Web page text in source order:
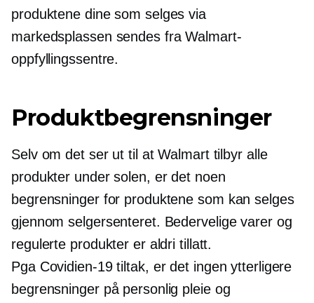
produktene dine som selges via
markedsplassen sendes fra Walmart-
oppfyllingssentre.
Produktbegrensninger
Selv om det ser ut til at Walmart tilbyr alle
produkter under solen, er det noen
begrensninger for produktene som kan selges
gjennom selgersenteret. Bedervelige varer og
regulerte produkter er aldri tillatt.
Pga Covidien-19tiltak, er det ingen ytterligere
begrensninger på personlig pleie og